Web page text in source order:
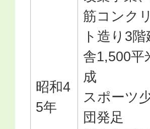
昭和4
5年
筋コンク
ト造り3
舎1,500平
成
スポーツ
団発足